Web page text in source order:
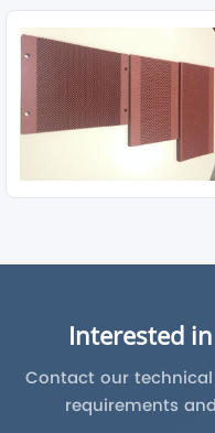
Interested
Contact our
requirements